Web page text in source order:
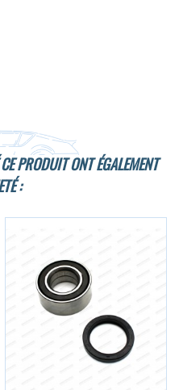
PRODUIT ONT ÉGALEMENT
: